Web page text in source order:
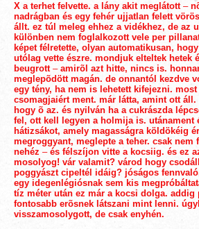
X a terhet felvette. a lány akit meglátott–
nadrágban és egy fehér ujjatlan felett
állt. ez túl meleg ehhez a vidékhez, de az
különben nem foglalkozott vele per
képet félretette, olyan automatikusan,
utólag vette észre. mondjuk elteltek hetek
beugrott– amirõl azt hitte, nincs is.
meglepõdött magán. de onnantól kezdve
egy tény, ha nem is lehetett kifejezni.
csomagjaiért ment. már látta, amint ott áll.
hogy õ az. és nyilván ha a cukrászda
fel, ott kell legyen a holmija is. utánament
hátizsákot, amely magasságra köldökéig
megroggyant, meglepte a teher. csak
nehéz – és félszíjon vitte a kocsiig. és ez
mosolyog! vár valamit? várod hogy
poggyászt cipeltél idáig? jóságos
egy idegenlégiósnak sem kis
tíz méter után ez már a kocsi dolga. addig
fontosabb erõsnek látszani mint lenni.
visszamosolygott, de csak enyhén.